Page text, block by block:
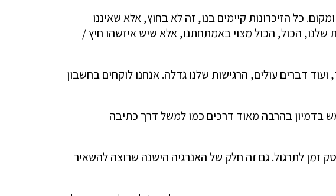
כל הזיכרונות קיימים בנו, זה לא בחוץ, אלא שאיננו
שלנו, הכול, הכול מצוי באמתחתנו, אלא שיש איזשהו חיץ /
דברים עולים, הרגישות שלנו גדלה. אנחנו לוקחים בחשבון
בדמיון בהרבה מאוד דרכים כמו למשל דרך כתיבה
זמן לתרגול. גם זה חלק של האנרגיה הישנה שרוצה להשאיר